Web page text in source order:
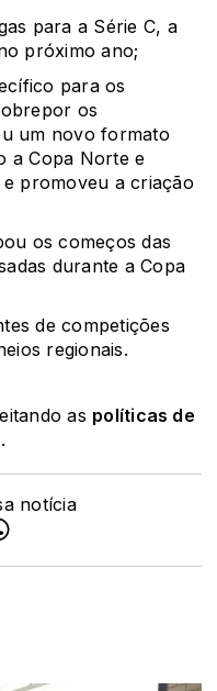
para a Série C, a
próximo ano;
para os
os
um novo formato
a Copa Norte e
promoveu a criação
os começos das
durante a Copa
de competições
regionais.
as políticas de
notícia